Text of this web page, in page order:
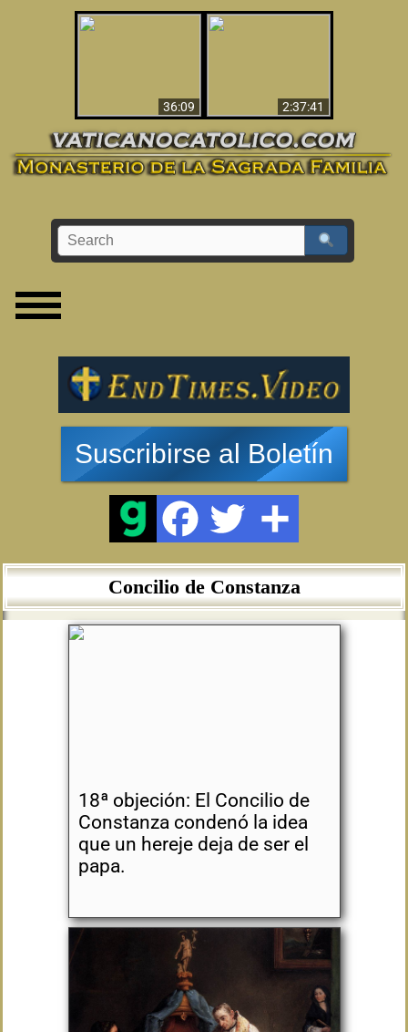
36:09
2:37:41
Suscribirse al Boletín
Concilio de Constanza
18ª objeción: El Concilio de
Constanza condenó la idea
que un hereje deja de ser el
papa.